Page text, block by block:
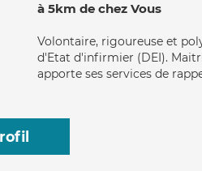
à 5km de chez Vous
Volontaire, rigoureuse et
d'Etat d'infirmier (DEI).
apporte ses services de